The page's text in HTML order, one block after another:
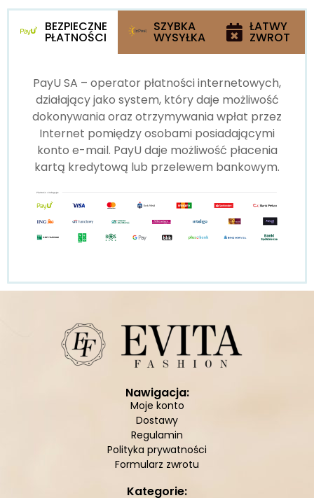
BEZPIECZNE
PŁATNOŚCI
SZYBKA
WYSYŁKA
ŁATWY
ZWROT
PayU SA – operator płatności internetowych,
działający jako system, który daje możliwość
dokonywania oraz otrzymywania wpłat przez
Internet pomiędzy osobami posiadającymi
konto e-mail. PayU daje możliwość płacenia
kartą kredytową lub przelewem bankowym.
Nawigacja:
Moje konto
Dostawy
Regulamin
Polityka prywatności
Formularz zwrotu
Kategorie: